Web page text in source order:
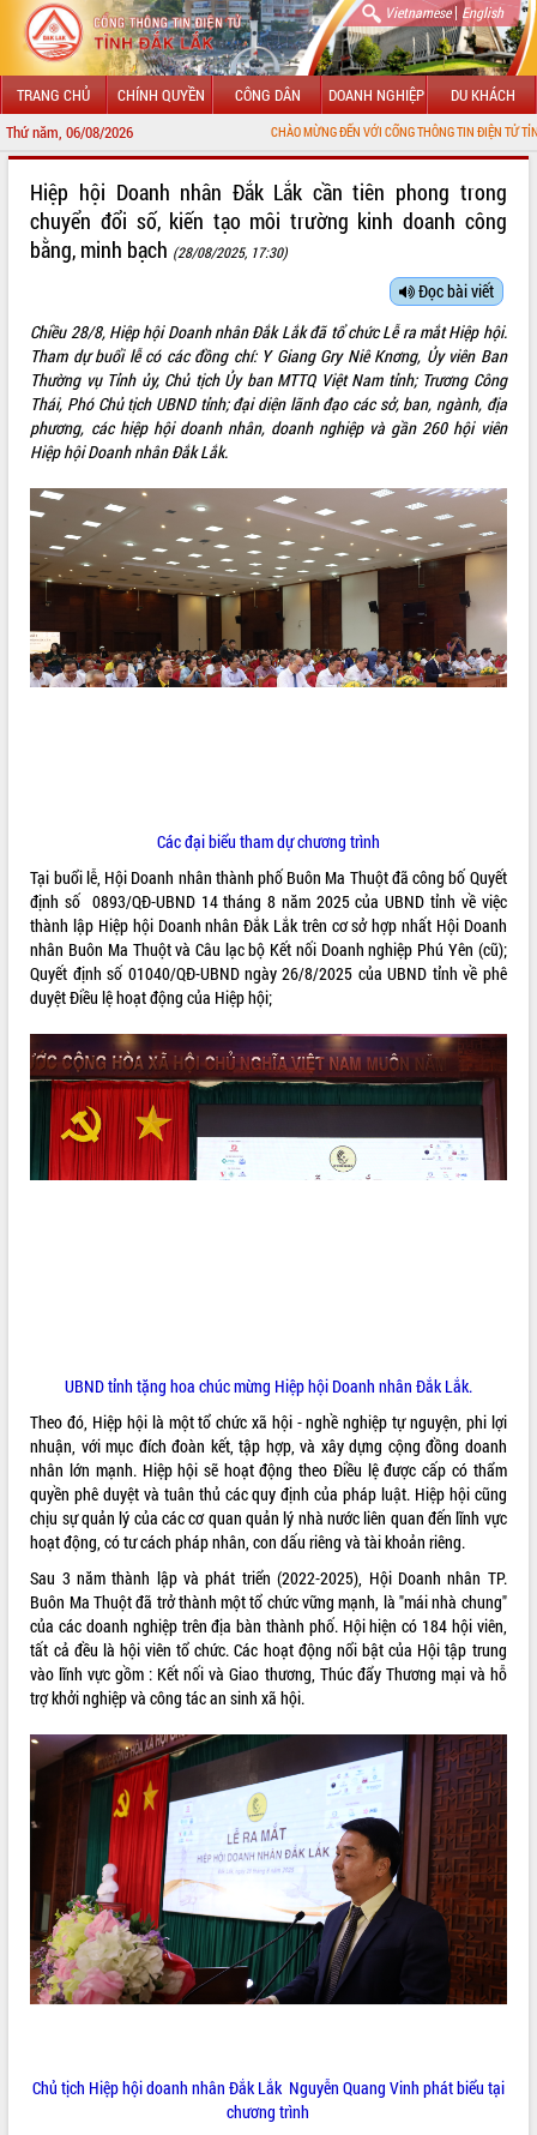
Vietnamese| English
TRANG CHỦ CHÍNH QUYỀN CÔNG DÂN DOANH NGHIỆP DU KHÁCH
Thứ năm, 06/08/2026 CHÀO MỪNG ĐẾN VỚI CỔNG THÔNG TIN ĐIỆN TỬ TỈNH ĐẮK LẮK
LÃNH ĐẠO UBND TỈNH
SỞ, BAN, NGÀNH
UBND CÁC XÃ, PHƯỜNG
THÔNG TIN CHỈ ĐẠO ĐIỀU HÀNH
VĂN BẢN HĐND TỈNH
ĐIỂM TIN VĂN BẢN
VIDEO
Lao động
UBND tỉnh Đắk Lắk triển khai nhiệm
vụ 6 tháng cuối năm 2026
Kỳ họp thứ Hai, Hội đồng nhân dân
tỉnh khóa XI quyết nghị nhiều nội dung
quan trọng
Bí thư Tỉnh ủy Lương Nguyễn Minh
Triết thăm, tặng quà người có công với
cách mạng
Rà soát, hoàn thiện hệ thống thiết chế
văn hóa, thể thao đáp ứng yêu cầu
phát triển mới
Thường trực HĐND tỉnh Đắk Lắk gặp
mặt Đoàn chuyên gia y tế TP. Hồ Chí
Minh
Lễ truy điệu và an táng hài cốt liệt sĩ
tại Nghĩa trang Liệt sĩ xã Sơn Hòa
Bàn giải pháp tháo gỡ khó khăn trong
xuất khẩu sầu riêng và triển khai quy
định EUDR
Thứ trưởng Bộ Nông nghiệp và Môi
trường Nguyễn Hoàng Hiệp khảo sát
vùng trồng và doanh nghiệp đóng gói
sầu riêng tại Đắk Lắk
Đắk Lắk công bố Quy hoạch và xúc
tiến đầu tư tỉnh
ALBUM ẢNH
LIÊN KẾT WEB
THỐNG KÊ TRUY CẬP
Hôm nay: 34491
Tất cả: 66010633
Hiệp hội Doanh nhân Đắk Lắk cần tiên phong trong
chuyển đổi số, kiến tạo môi trường kinh doanh công
bằng, minh bạch (28/08/2025, 17:30)
Đọc bài viết
Chiều 28/8, Hiệp hội Doanh nhân Đắk Lắk đã tổ chức Lễ ra mắt Hiệp hội.
Tham dự buổi lễ có các đồng chí: Y Giang Gry Niê Knơng, Ủy viên Ban
Thường vụ Tỉnh ủy, Chủ tịch Ủy ban MTTQ Việt Nam tỉnh; Trương Công
Thái, Phó Chủ tịch UBND tỉnh; đại diện lãnh đạo các sở, ban, ngành, địa
phương, các hiệp hội doanh nhân, doanh nghiệp và gần 260 hội viên
Hiệp hội Doanh nhân Đắk Lắk.
Các đại biểu tham dự chương trình
Tại buổi lễ, Hội Doanh nhân thành phố Buôn Ma Thuột đã công bố Quyết
định số 0893/QĐ-UBND 14 tháng 8 năm 2025 của UBND tỉnh về việc
thành lập Hiệp hội Doanh nhân Đắk Lắk trên cơ sở hợp nhất Hội Doanh
nhân Buôn Ma Thuột và Câu lạc bộ Kết nối Doanh nghiệp Phú Yên (cũ);
Quyết định số 01040/QĐ-UBND ngày 26/8/2025 của UBND tỉnh về phê
duyệt Điều lệ hoạt động của Hiệp hội;
UBND tỉnh tặng hoa chúc mừng Hiệp hội Doanh nhân Đắk Lắk.
Theo đó, Hiệp hội là một tổ chức xã hội - nghề nghiệp tự nguyện, phi lợi
nhuận, với mục đích đoàn kết, tập hợp, và xây dựng cộng đồng doanh
nhân lớn mạnh. Hiệp hội sẽ hoạt động theo Điều lệ được cấp có thẩm
quyền phê duyệt và tuân thủ các quy định của pháp luật. Hiệp hội cũng
chịu sự quản lý của các cơ quan quản lý nhà nước liên quan đến lĩnh vực
hoạt động, có tư cách pháp nhân, con dấu riêng và tài khoản riêng.
Sau 3 năm thành lập và phát triển (2022-2025), Hội Doanh nhân TP.
Buôn Ma Thuột đã trở thành một tổ chức vững mạnh, là "mái nhà chung"
của các doanh nghiệp trên địa bàn thành phố. Hội hiện có 184 hội viên,
tất cả đều là hội viên tổ chức. Các hoạt động nổi bật của Hội tập trung
vào lĩnh vực gồm : Kết nối và Giao thương, Thúc đẩy Thương mại và hỗ
trợ khởi nghiệp và công tác an sinh xã hội.
Chủ tịch Hiệp hội doanh nhân Đắk Lắk Nguyễn Quang Vinh phát biểu tại
chương trình